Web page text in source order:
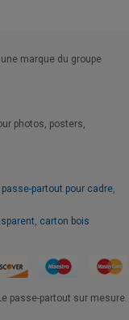
marque du groupe
photos, posters,
passe-partout pour cadre,
, carton bois
passe-partout sur mesure.